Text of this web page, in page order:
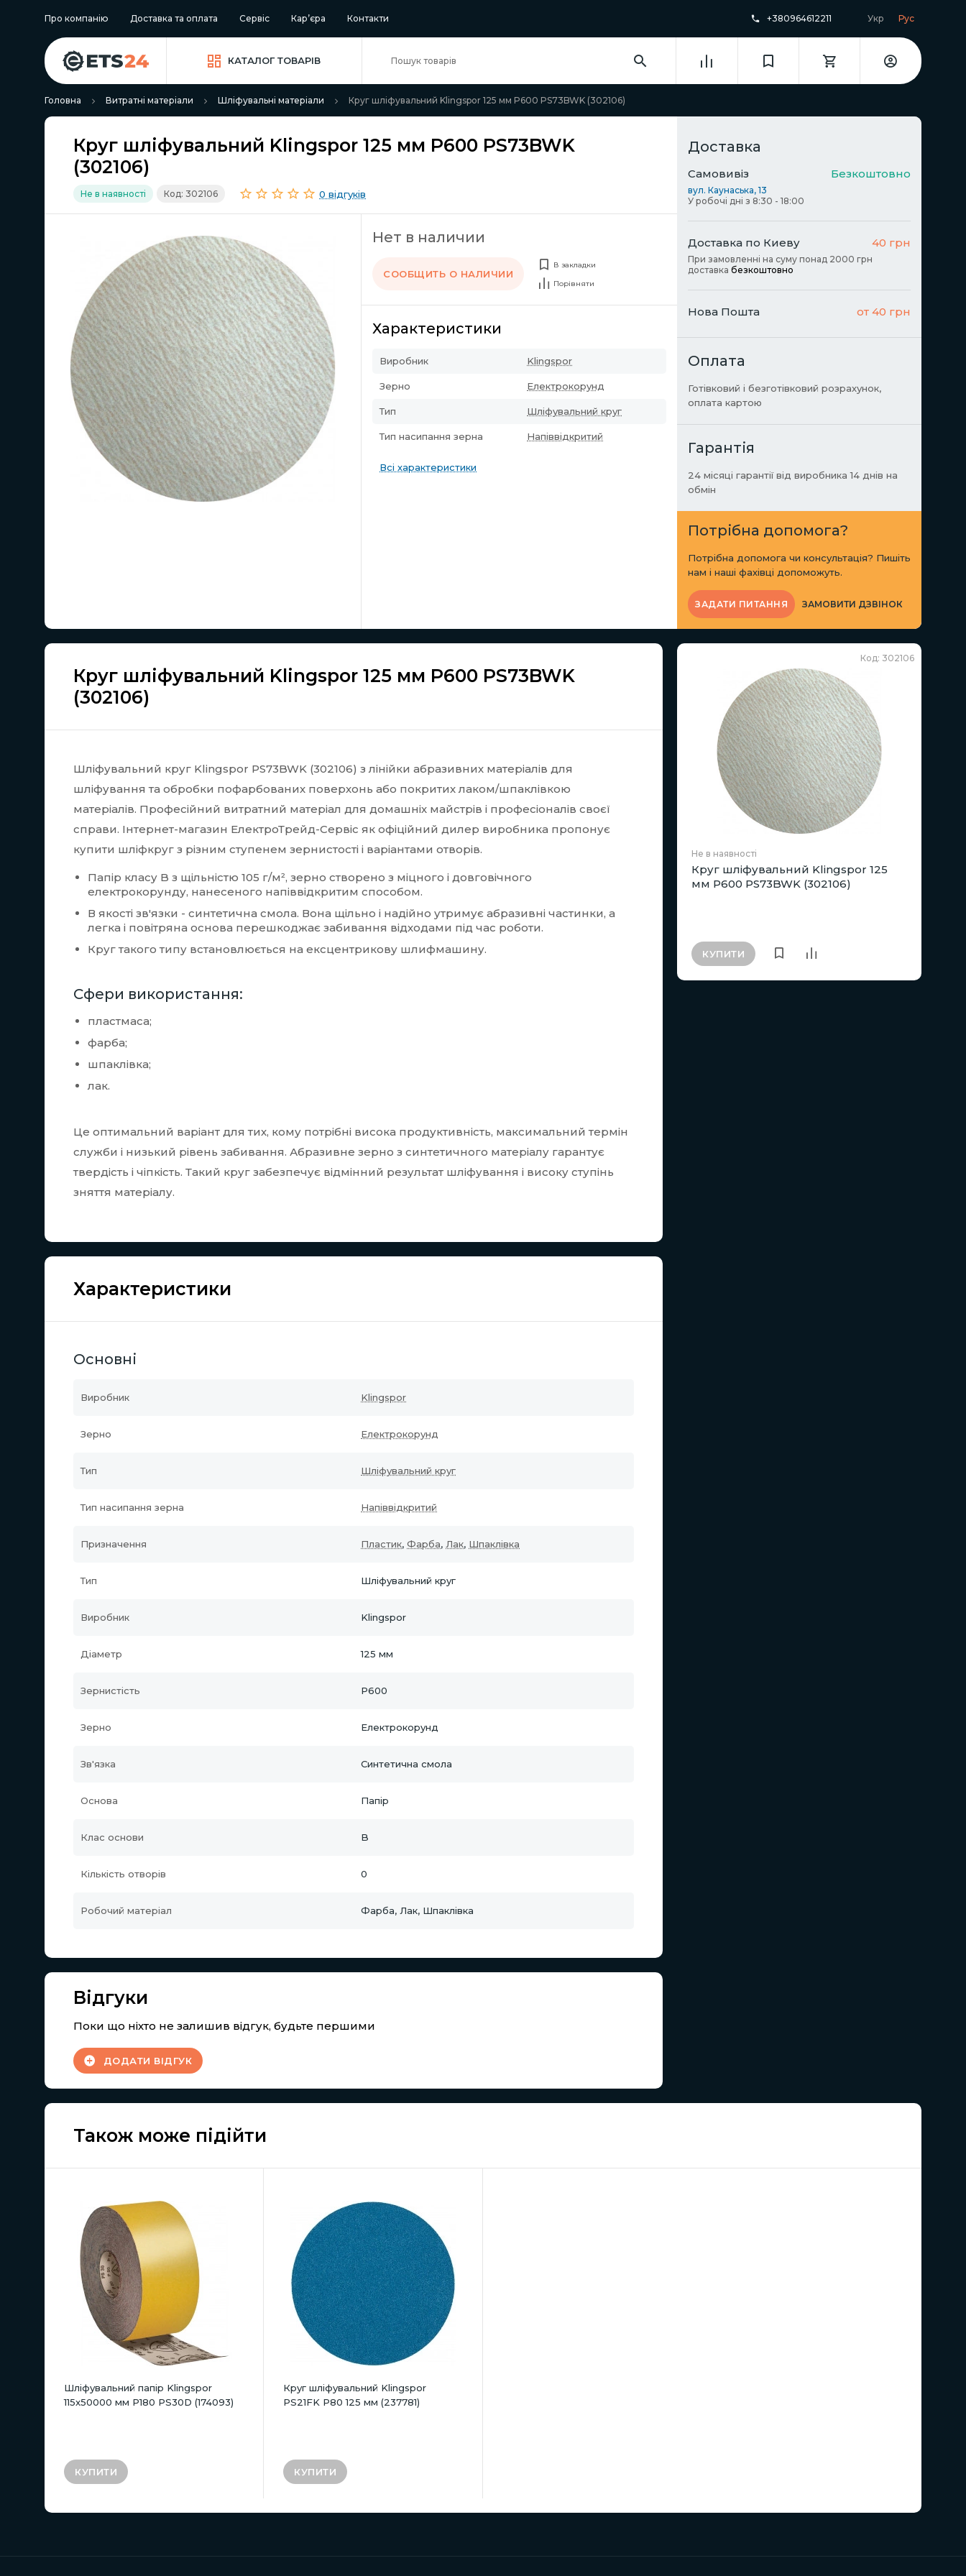
Про компанію Доставка та оплата Сервіс Кар’єра Контакти +380964612211 Укр Рус
КАТАЛОГ ТОВАРІВ
Головна Витратні матеріали Шліфувальні матеріали Круг шліфувальний Klingspor 125 мм P600 PS73BWK (302106)
Круг шліфувальний Klingspor 125 мм P600 PS73BWK
(302106)
Не в наявності Код: 302106 0 відгуків
Нет в наличии
СООБЩИТЬ О НАЛИЧИИ
В закладки
Порівняти
Характеристики
Виробник Klingspor
Зерно Електрокорунд
Тип Шліфувальний круг
Тип насипання зерна Напіввідкритий
Всі характеристики
Доставка
Самовивіз Безкоштовно
вул. Каунаська, 13
У робочі дні з 8:30 - 18:00
Доставка по Киеву 40 грн
При замовленні на суму понад 2000 грн
доставка безкоштовно
Нова Пошта от 40 грн
Оплата
Готівковий і безготівковий розрахунок,
оплата картою
Гарантія
24 місяці гарантії від виробника 14 днів на
обмін
Потрібна допомога?
Потрібна допомога чи консультація? Пишіть
нам і наші фахівці допоможуть.
ЗАДАТИ ПИТАННЯ ЗАМОВИТИ ДЗВІНОК
Круг шліфувальний Klingspor 125 мм P600 PS73BWK
(302106)
Шліфувальний круг Klingspor PS73BWK (302106) з лінійки абразивних матеріалів для
шліфування та обробки пофарбованих поверхонь або покритих лаком/шпаклівкою
матеріалів. Професійний витратний матеріал для домашніх майстрів і професіоналів своєї
справи. Інтернет-магазин ЕлектроТрейд-Сервіс як офіційний дилер виробника пропонує
купити шліфкруг з різним ступенем зернистості і варіантами отворів.
Папір класу B з щільністю 105 г/м², зерно створено з міцного і довговічного
електрокорунду, нанесеного напіввідкритим способом.
В якості зв'язки - синтетична смола. Вона щільно і надійно утримує абразивні частинки, а
легка і повітряна основа перешкоджає забивання відходами під час роботи.
Круг такого типу встановлюється на ексцентрикову шлифмашину.
Сфери використання:
пластмаса;
фарба;
шпаклівка;
лак.
Це оптимальний варіант для тих, кому потрібні висока продуктивність, максимальний термін
служби і низький рівень забивання. Абразивне зерно з синтетичного матеріалу гарантує
твердість і чіпкість. Такий круг забезпечує відмінний результат шліфування і високу ступінь
зняття матеріалу.
Характеристики
Основні
Виробник Klingspor
Зерно Електрокорунд
Тип Шліфувальний круг
Тип насипання зерна Напіввідкритий
Призначення Пластик, Фарба, Лак, Шпаклівка
Тип Шліфувальний круг
Виробник Klingspor
Діаметр 125 мм
Зернистість P600
Зерно Електрокорунд
Зв'язка Синтетична смола
Основа Папір
Клас основи B
Кількість отворів 0
Робочий матеріал Фарба, Лак, Шпаклівка
Відгуки
Поки що ніхто не залишив відгук, будьте першими
ДОДАТИ ВІДГУК
Код: 302106
Не в наявності
Круг шліфувальний Klingspor 125
мм P600 PS73BWK (302106)
КУПИТИ
Також може підійти
Шліфувальний папір Klingspor
115x50000 мм P180 PS30D (174093)
КУПИТИ
Круг шліфувальний Klingspor
PS21FK P80 125 мм (237781)
КУПИТИ